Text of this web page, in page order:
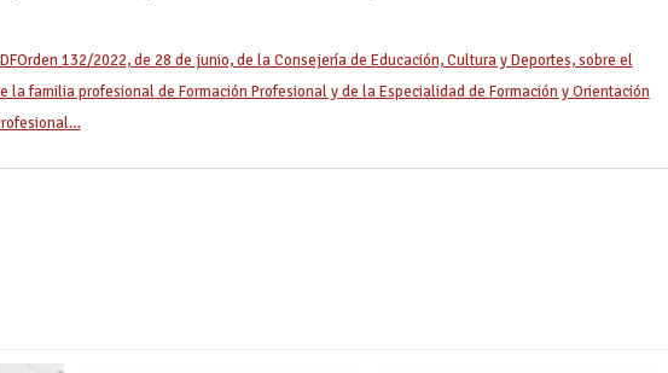
Orden 132/2022, de 28 de junio, de la Consejería de Educación, Cultura y Deportes, sobre el
la familia profesional de Formación Profesional y de la Especialidad de Formación y Orientación